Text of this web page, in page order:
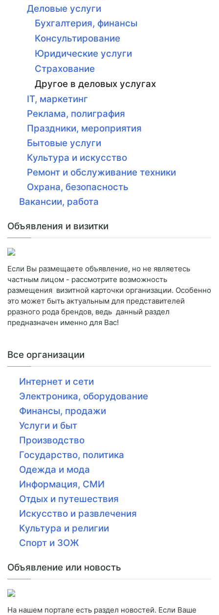
Деловые услуги
Бухгалтерия, финансы
Консультирование
Юридические услуги
Страхование
Другое в деловых услугах
IT, маркетинг
Реклама, полиграфия
Праздники, мероприятия
Бытовые услуги
Культура и искусство
Ремонт и обслуживание техники
Охрана, безопасность
Вакансии, работа
Объявления и визитки
Если Вы размещаете объявление, но не являетесь
частным лицом - рассмотрите возможность
размещения визитной карточки организации. Особенно
это может быть актуальным для представителей
рразного рода брендов, ведь данный раздел
предназначен именно для Вас!
Все организации
Интернет и сети
Электроника, оборудование
Финансы, продажи
Услуги и быт
Производство
Государство, политика
Одежда и мода
Информация, СМИ
Отдых и путешествия
Искусство и развлечения
Культура и религии
Спорт и ЗОЖ
Объявление или новость
На нашем портале есть раздел новостей. Если Ваше